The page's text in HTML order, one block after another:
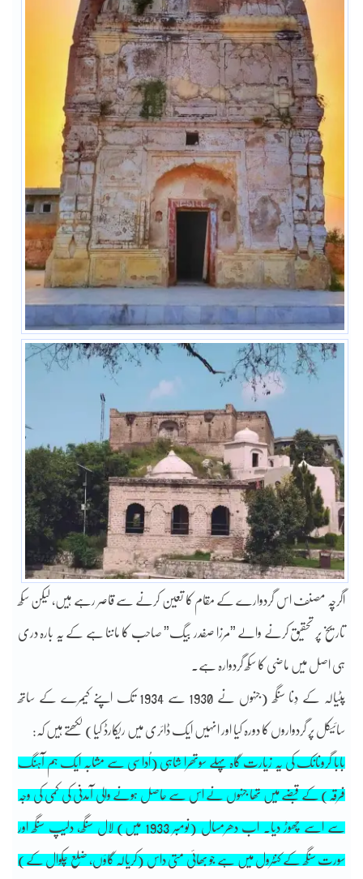
اگرچہ مصنف اس گردوارے کے مقام کا تعین کرنے سے قاصر رہے ہیں، لیکن سکھ
تاریخ پر تحقیق کرنے والے ”مرزا صفدر بیگ” صاحب کا ماننا ہے کے یہ بارہ دری
ہی اصل میں ماضی کا سکھ گردوارہ ہے۔
پٹیالہ کے دِنا سنگھ (جنہوں نے 1930 سے 1934 تک اپنے کیمرے کے ساتھ
سائیکل پر گردواروں کا دورہ کیا اور انہیں ایک ڈائری میں ریکارڈ کیا) لکھتے ہیں کہ:
بابا گرونانک کی یہ زیارت گاہ پہلے سوتھرا شاہی (اُداسی سے مشابہ ایک ہم آہنگ
فرقہ) کے قبضے میں تھا جنہوں نے اس سے حاصل ہونے والی آمدنی کی کمی کی وجہ
سے اسے چھوڑ دیا۔ اب دھرمسال (نومبر 1933 میں) لال سنگھ، دلیپ سنگھ اور
سورت سنگھ کے کنٹرول میں ہے جو بھائی متی داس (کریالہ گاؤں، ضلع چکوال کے)